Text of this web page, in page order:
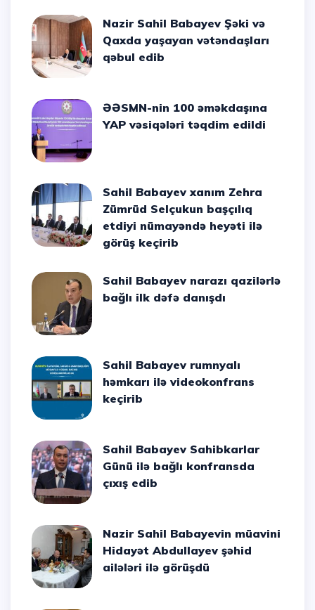
Nazir Sahil Babayev Şəki və
Qaxda yaşayan vətəndaşları
qəbul edib
ƏƏSMN-nin 100 əməkdaşına
YAP vəsiqələri təqdim edildi
Sahil Babayev xanım Zehra
Zümrüd Selçukun başçılıq
etdiyi nümayəndə heyəti ilə
görüş keçirib
Sahil Babayev narazı qazilərlə
bağlı ilk dəfə danışdı
Sahil Babayev rumnyalı
həmkarı ilə videokonfrans
keçirib
Sahil Babayev Sahibkarlar
Günü ilə bağlı konfransda
çıxış edib
Nazir Sahil Babayevin müavini
Hidayət Abdullayev şəhid
ailələri ilə görüşdü